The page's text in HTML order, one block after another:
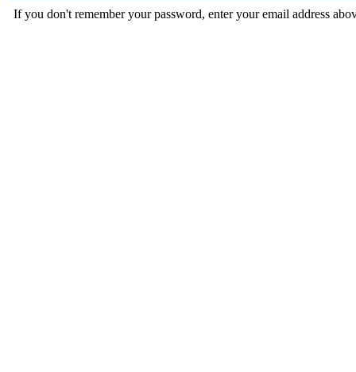
If you don't remember your password, enter your email address